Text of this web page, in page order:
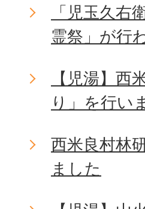
「児玉久
霊祭」が行
【児湯】
り」を行い
西米良村林
ました